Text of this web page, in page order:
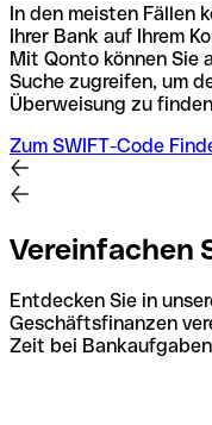
In den meisten Fällen
Ihrer Bank auf Ihrem
Mit Qonto können Sie
Suche zugreifen, um
Überweisung zu
Zum SWIFT-Code
Vereinfachen
Entdecken Sie in
Geschäftsfinanzen
Zeit bei